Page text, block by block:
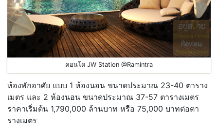
คอนโด JW Station @Ramintra
ห้องพักอาศัย แบบ 1 ห้องนอน ขนาดประมาณ 23-40 ตาราง
เมตร และ 2 ห้องนอน ขนาดประมาณ 37-57 ตารางเมตร
ราคาเริ่มต้น 1,790,000 ล้านบาท หรือ 75,000 บาทต่อตา
รางเมตร